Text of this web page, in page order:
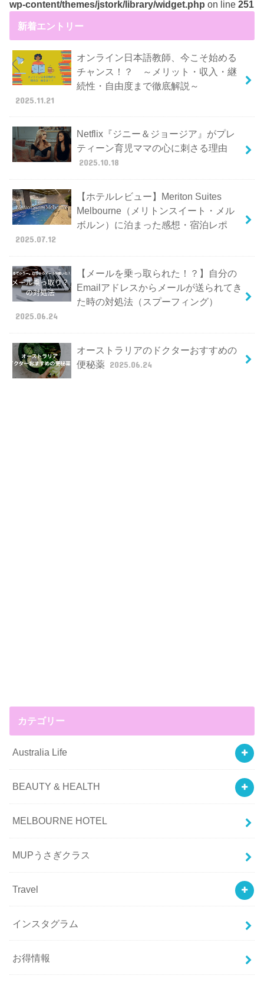
wp-content/themes/jstork/library/widget.php on line251
新着エントリー
オンライン日本語教師、今こそ始める
チャンス！？ ～メリット・収入・継
続性・自由度まで徹底解説～
2025.11.21
Netflix『ジニー＆ジョージア』がプレ
ティーン育児ママの心に刺さる理由
2025.10.18
【ホテルレビュー】Meriton Suites
Melbourne（メリトンスイート・メル
ボルン）に泊まった感想・宿泊レポ
2025.07.12
【メールを乗っ取られた！？】自分の
Emailアドレスからメールが送られてき
た時の対処法（スプーフィング）
2025.06.24
オーストラリアのドクターおすすめの
便秘薬 2025.06.24
カテゴリー
Australia Life
BEAUTY & HEALTH
MELBOURNE HOTEL
MUPうさぎクラス
Travel
インスタグラム
お得情報